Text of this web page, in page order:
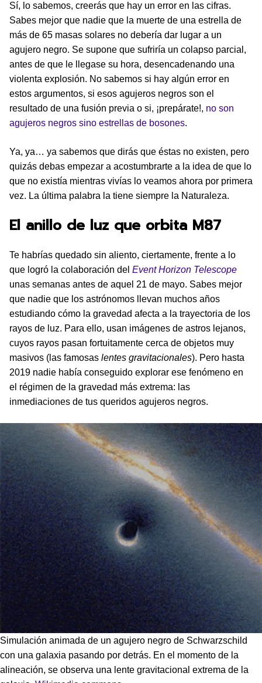
Sí, lo sabemos, creerás que hay un error en las cifras.
Sabes mejor que nadie que la muerte de una estrella de
más de 65 masas solares no debería dar lugar a un
agujero negro. Se supone que sufriría un colapso parcial,
antes de que le llegase su hora, desencadenando una
violenta explosión. No sabemos si hay algún error en
estos argumentos, si esos agujeros negros son el
resultado de una fusión previa o si, ¡prepárate!, no son
agujeros negros sino estrellas de bosones.
Ya, ya… ya sabemos que dirás que éstas no existen, pero
quizás debas empezar a acostumbrarte a la idea de que lo
que no existía mientras vivías lo veamos ahora por primera
vez. La última palabra la tiene siempre la Naturaleza.
El anillo de luz que orbita M87
Te habrías quedado sin aliento, ciertamente, frente a lo
que logró la colaboración del Event Horizon Telescope
unas semanas antes de aquel 21 de mayo. Sabes mejor
que nadie que los astrónomos llevan muchos años
estudiando cómo la gravedad afecta a la trayectoria de los
rayos de luz. Para ello, usan imágenes de astros lejanos,
cuyos rayos pasan fortuitamente cerca de objetos muy
masivos (las famosas lentes gravitacionales). Pero hasta
2019 nadie había conseguido explorar ese fenómeno en
el régimen de la gravedad más extrema: las
inmediaciones de tus queridos agujeros negros.
Simulación animada de un agujero negro de Schwarzschild
con una galaxia pasando por detrás. En el momento de la
alineación, se observa una lente gravitacional extrema de la